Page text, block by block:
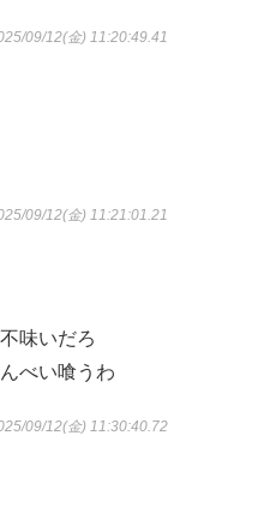
09/12(金) 11:20:49.41
09/12(金) 11:21:01.21
味いだろ
べい喰うわ
09/12(金) 11:30:40.72